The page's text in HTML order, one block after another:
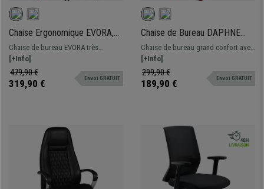
Chaise Ergonomique EVORA,
Appui-tête, Assise Réglable en
Profondeur, Utilisation
Intensive 8h, Noir
Chaise de bureau EVORA très
confortable et robuste, idéale pour
une utilisation intensive de 8h. Cette
chaise ergonomique se distingue par
[+Info]
479,90 €
319,90 € Envoi GRATUIT
Chaise de Bureau DAPHNE
COLOR, Support Lombaire,
Dossier Basculant, Rouge
Chaise de bureau grand confort avec
support lombaire. Robuste et
résistante, avec accoudoirs
rabattables.
[+Info]
299,90 €
189,90 € Envoi GRATUIT